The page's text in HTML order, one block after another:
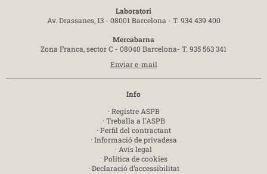
Laboratori
Av. Drassanes, 13 - 08001 Barcelona - T. 934 439 400
Mercabarna
Zona Franca, sector C - 08040 Barcelona- T. 935 563 341
Enviar e-mail
Info
· Registre ASPB
· Treballa a l'ASPB
· Perfil del contractant
· Informació de privadesa
· Avís legal
· Política de cookies
· Declaració d’accessibilitat